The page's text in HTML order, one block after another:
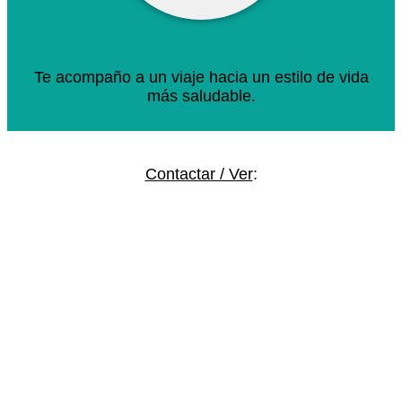
Te acompaño a un viaje hacia un estilo de vida
más saludable.
Contactar / Ver: